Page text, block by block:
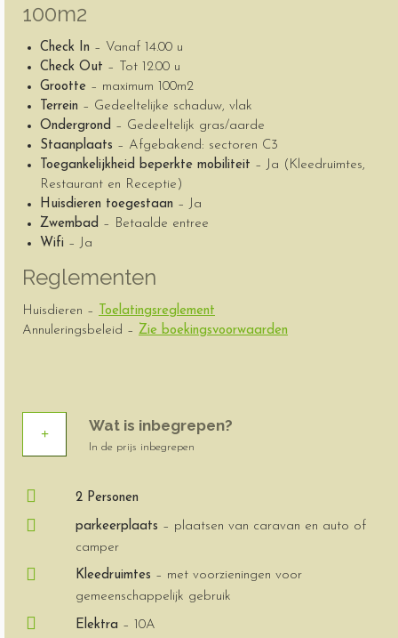
100m2
Check In – Vanaf 14.00 u
Check Out – Tot 12.00 u
Grootte – maximum 100m2
Terrein – Gedeeltelijke schaduw, vlak
Ondergrond – Gedeeltelijk gras/aarde
Staanplaats – Afgebakend: sectoren C3
Toegankelijkheid beperkte mobiliteit – Ja (Kleedruimtes,
Restaurant en Receptie)
Huisdieren toegestaan – Ja
Zwembad – Betaalde entree
Wifi – Ja
Reglementen
Huisdieren –
Toelatingsreglement
Annuleringsbeleid – Zie boekingsvoorwaarden
Wat is inbegrepen?
In de prijs inbegrepen
2 Personen
parkeerplaats – plaatsen van caravan en auto of
camper
Kleedruimtes – met voorzieningen voor
gemeenschappelijk gebruik
Elektra – 10A